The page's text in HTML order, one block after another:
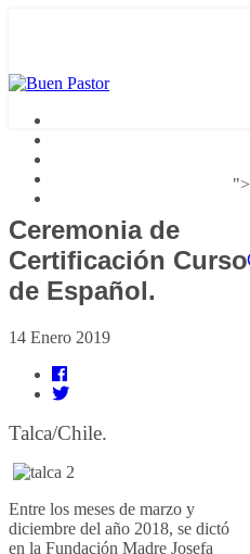
">
Ceremonia de
Certificación Curso
de Español.
14 Enero 2019
Talca/Chile.
Entre los meses de marzo y
diciembre del año 2018, se dictó
en la Fundación Madre Josefa